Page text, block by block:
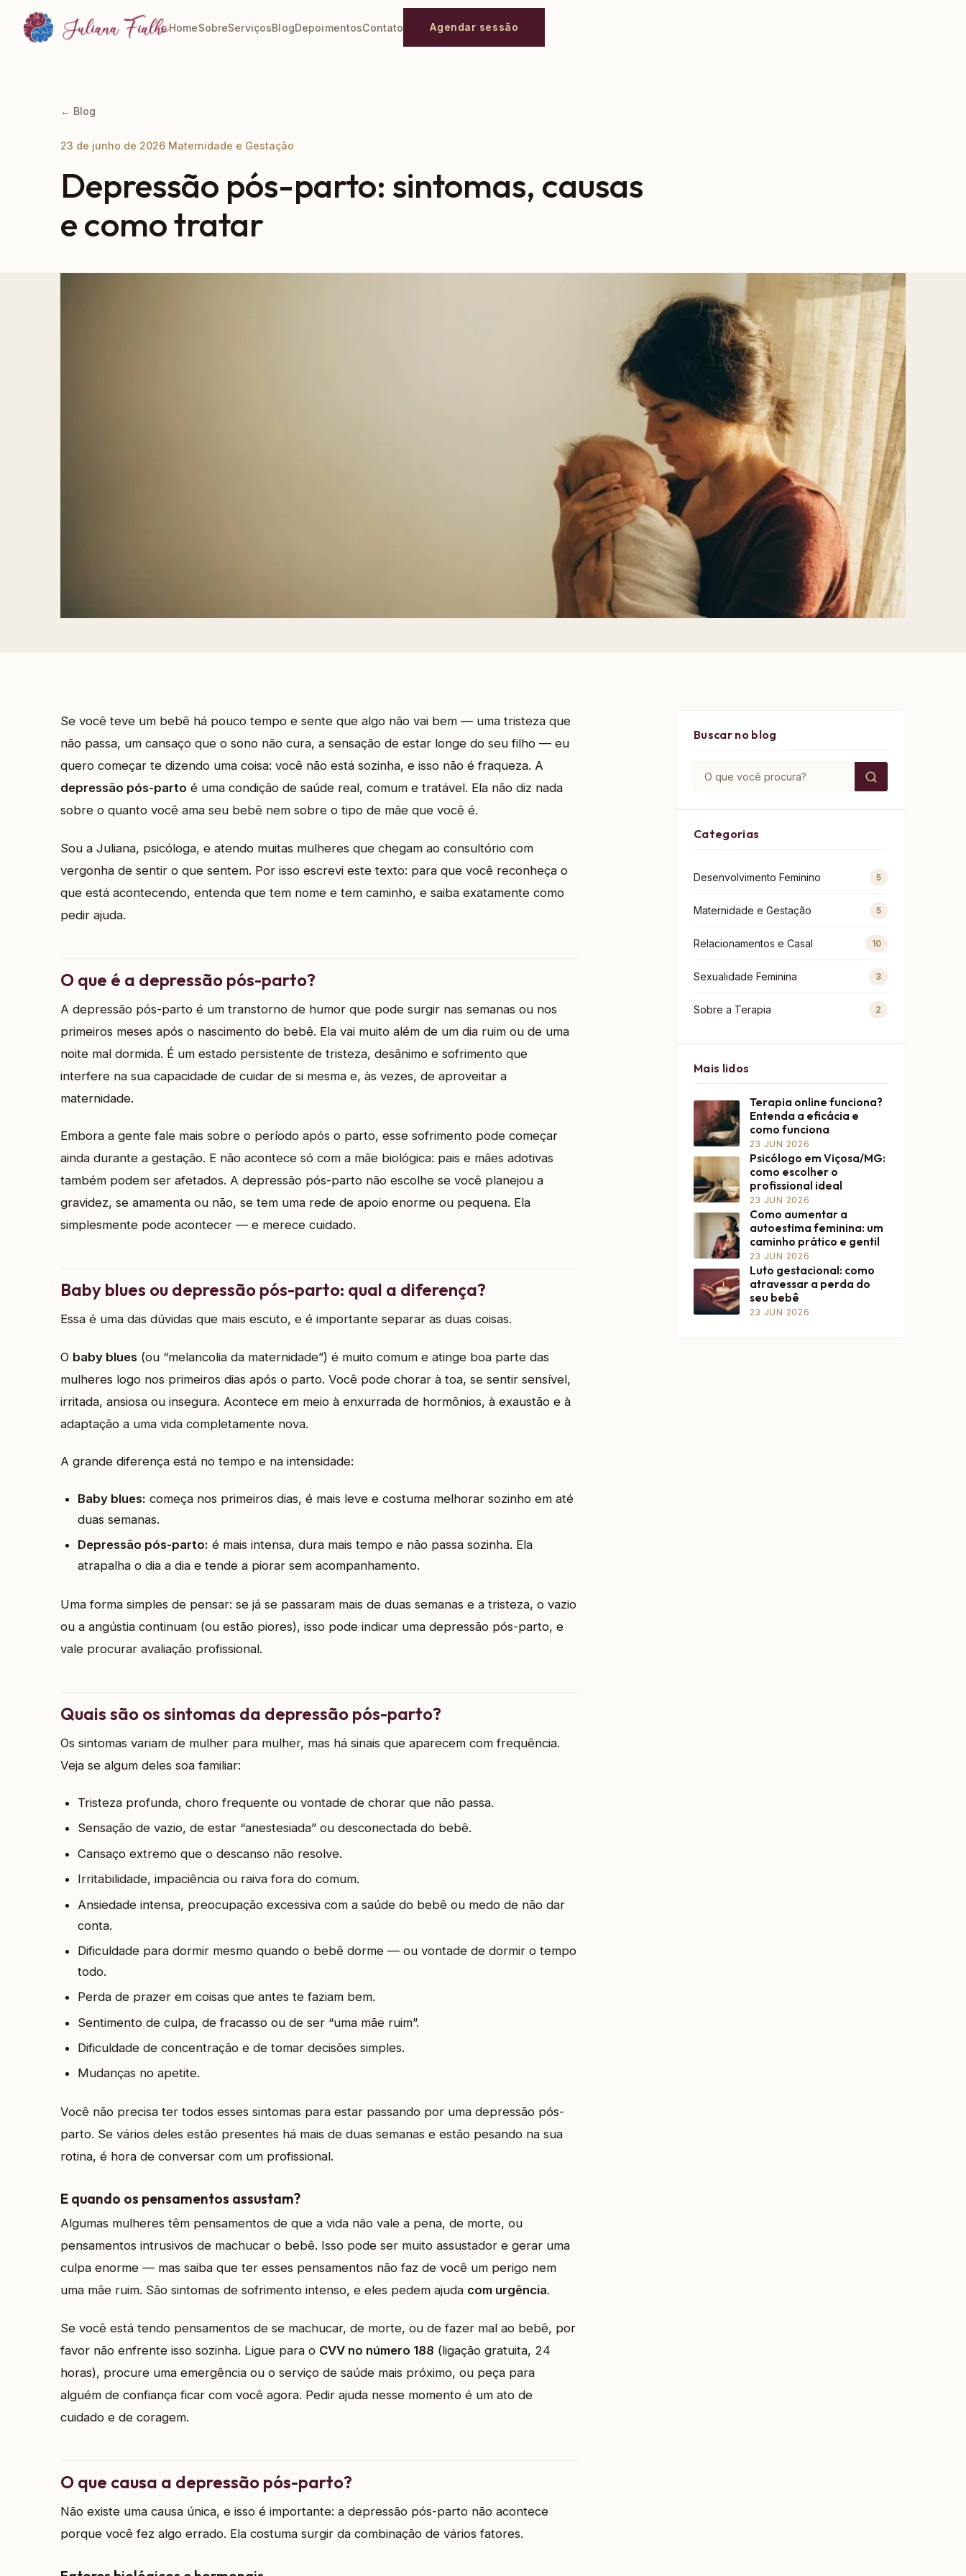
HomeSobreServiçosBlogDepoimentosContato Agendar sessão
← Blog
23 de junho de 2026 Maternidade e Gestação
Depressão pós-parto: sintomas, causas
e como tratar
Se você teve um bebê há pouco tempo e sente que algo não vai bem — uma tristeza que
não passa, um cansaço que o sono não cura, a sensação de estar longe do seu filho — eu
quero começar te dizendo uma coisa: você não está sozinha, e isso não é fraqueza. A
depressão pós-parto é uma condição de saúde real, comum e tratável. Ela não diz nada
sobre o quanto você ama seu bebê nem sobre o tipo de mãe que você é.
Sou a Juliana, psicóloga, e atendo muitas mulheres que chegam ao consultório com
vergonha de sentir o que sentem. Por isso escrevi este texto: para que você reconheça o
que está acontecendo, entenda que tem nome e tem caminho, e saiba exatamente como
pedir ajuda.
O que é a depressão pós-parto?
A depressão pós-parto é um transtorno de humor que pode surgir nas semanas ou nos
primeiros meses após o nascimento do bebê. Ela vai muito além de um dia ruim ou de uma
noite mal dormida. É um estado persistente de tristeza, desânimo e sofrimento que
interfere na sua capacidade de cuidar de si mesma e, às vezes, de aproveitar a
maternidade.
Embora a gente fale mais sobre o período após o parto, esse sofrimento pode começar
ainda durante a gestação. E não acontece só com a mãe biológica: pais e mães adotivas
também podem ser afetados. A depressão pós-parto não escolhe se você planejou a
gravidez, se amamenta ou não, se tem uma rede de apoio enorme ou pequena. Ela
simplesmente pode acontecer — e merece cuidado.
Baby blues ou depressão pós-parto: qual a diferença?
Essa é uma das dúvidas que mais escuto, e é importante separar as duas coisas.
O baby blues (ou “melancolia da maternidade”) é muito comum e atinge boa parte das
mulheres logo nos primeiros dias após o parto. Você pode chorar à toa, se sentir sensível,
irritada, ansiosa ou insegura. Acontece em meio à enxurrada de hormônios, à exaustão e à
adaptação a uma vida completamente nova.
A grande diferença está no tempo e na intensidade:
Baby blues: começa nos primeiros dias, é mais leve e costuma melhorar sozinho em até
duas semanas.
Depressão pós-parto: é mais intensa, dura mais tempo e não passa sozinha. Ela
atrapalha o dia a dia e tende a piorar sem acompanhamento.
Uma forma simples de pensar: se já se passaram mais de duas semanas e a tristeza, o vazio
ou a angústia continuam (ou estão piores), isso pode indicar uma depressão pós-parto, e
vale procurar avaliação profissional.
Quais são os sintomas da depressão pós-parto?
Os sintomas variam de mulher para mulher, mas há sinais que aparecem com frequência.
Veja se algum deles soa familiar:
Tristeza profunda, choro frequente ou vontade de chorar que não passa.
Sensação de vazio, de estar “anestesiada” ou desconectada do bebê.
Cansaço extremo que o descanso não resolve.
Irritabilidade, impaciência ou raiva fora do comum.
Ansiedade intensa, preocupação excessiva com a saúde do bebê ou medo de não dar
conta.
Dificuldade para dormir mesmo quando o bebê dorme — ou vontade de dormir o tempo
todo.
Perda de prazer em coisas que antes te faziam bem.
Sentimento de culpa, de fracasso ou de ser “uma mãe ruim”.
Dificuldade de concentração e de tomar decisões simples.
Mudanças no apetite.
Você não precisa ter todos esses sintomas para estar passando por uma depressão pós-
parto. Se vários deles estão presentes há mais de duas semanas e estão pesando na sua
rotina, é hora de conversar com um profissional.
E quando os pensamentos assustam?
Algumas mulheres têm pensamentos de que a vida não vale a pena, de morte, ou
pensamentos intrusivos de machucar o bebê. Isso pode ser muito assustador e gerar uma
culpa enorme — mas saiba que ter esses pensamentos não faz de você um perigo nem
uma mãe ruim. São sintomas de sofrimento intenso, e eles pedem ajuda com urgência.
Se você está tendo pensamentos de se machucar, de morte, ou de fazer mal ao bebê, por
favor não enfrente isso sozinha. Ligue para o CVV no número 188 (ligação gratuita, 24
horas), procure uma emergência ou o serviço de saúde mais próximo, ou peça para
alguém de confiança ficar com você agora. Pedir ajuda nesse momento é um ato de
cuidado e de coragem.
O que causa a depressão pós-parto?
Não existe uma causa única, e isso é importante: a depressão pós-parto não acontece
porque você fez algo errado. Ela costuma surgir da combinação de vários fatores.
Buscar no blog
Buscar por:
Categorias
Desenvolvimento Feminino 5
Maternidade e Gestação 5
Relacionamentos e Casal 10
Sexualidade Feminina 3
Sobre a Terapia 2
Mais lidos
Terapia online funciona?
Entenda a eficácia e
como funciona
23 JUN 2026
Psicólogo em Viçosa/MG:
como escolher o
profissional ideal
23 JUN 2026
Como aumentar a
autoestima feminina: um
caminho prático e gentil
23 JUN 2026
Luto gestacional: como
atravessar a perda do
seu bebê
23 JUN 2026